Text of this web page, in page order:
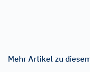
Mehr Artikel zu